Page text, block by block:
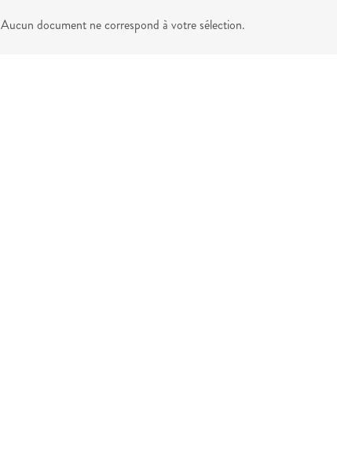
Aucun document ne correspond à votre sélection.